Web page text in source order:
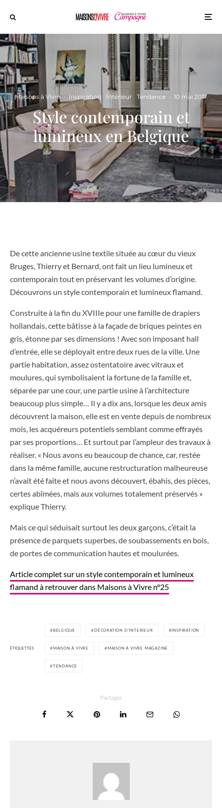
Maisons à Vivre · Inspiration Intérieur Tendance · 10 mai 2017
Style contemporain et
lumineux en Belgique
De cette ancienne usine textile située au cœur du vieux
Bruges, Thierry et Bernard, ont fait un lieu lumineux et
contemporain tout en préservant les volumes d’origine.
Découvrons un style contemporain et lumineux flamand.
Construite à la fin du XVIIIe pour une famille de drapiers
hollandais, cette bâtisse à la façade de briques peintes en
gris, étonne par ses dimensions ! Avec son imposant hall
d’entrée, elle se déployait entre deux rues de la ville. Une
partie habitation, assez ostentatoire avec vitraux et
moulures, qui symbolisaient la fortune de la famille et,
séparée par une cour, une partie usine à l’architecture
beaucoup plus simple… Il y a dix ans, lorsque les deux amis
découvrent la maison, elle est en vente depuis de nombreux
mois, les acquéreurs potentiels semblant comme effrayés
par ses proportions… Et surtout par l’ampleur des travaux à
réaliser. « Nous avons eu beaucoup de chance, car, restée
dans la même famille, aucune restructuration malheureuse
n’avait été faite et nous avons découvert, ébahis, des pièces,
certes abîmées, mais aux volumes totalement préservés »
explique Thierry.
Mais ce qui séduisait surtout les deux garçons, c’était la
présence de parquets superbes, de soubassements en bois,
de portes de communication hautes et moulurées.
Article complet sur un style contemporain et lumineux
flamand à retrouver dans Maisons à Vivre n°25
ÉTIQUETTES
BELGIQUE DÉCORATION D'INTERIEUR INSPIRATION
MAISON À VIVRE MAISON À VIVRE MAGAZINE
TENDANCE
Partager